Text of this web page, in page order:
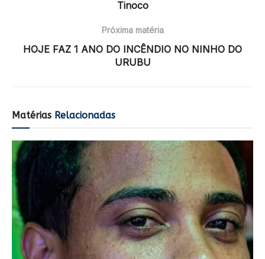
Tinoco
Próxima matéria
HOJE FAZ 1 ANO DO INCÊNDIO NO NINHO DO
URUBU
Matérias Relacionadas